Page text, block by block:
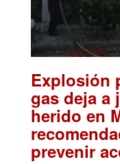
Explosión
gas deja a
herido en
prevenir